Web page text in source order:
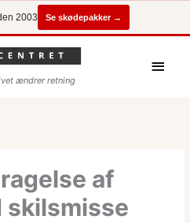
2003 Se skødepakker →
ændrer retning
af
skilsmisse